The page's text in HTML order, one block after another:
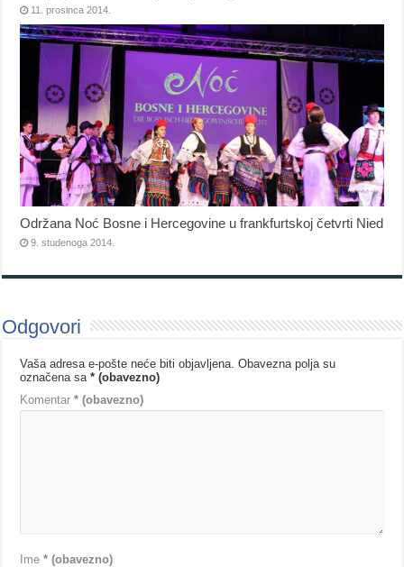
11. prosinca 2014.
Održana Noć Bosne i Hercegovine u frankfurtskoj četvrti Nied
9. studenoga 2014.
Odgovori
Vaša adresa e-pošte neće biti objavljena. Obavezna polja su
označena sa* (obavezno)
Komentar* (obavezno)
Ime* (obavezno)